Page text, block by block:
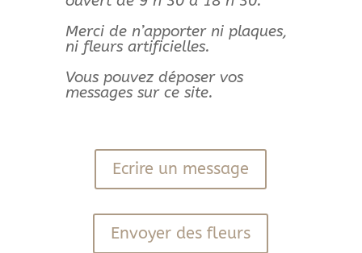
Merci de n’apporter ni plaques,
ni fleurs artificielles.
Vous pouvez déposer vos
messages sur ce site.
Ecrire un message
Envoyer des fleurs